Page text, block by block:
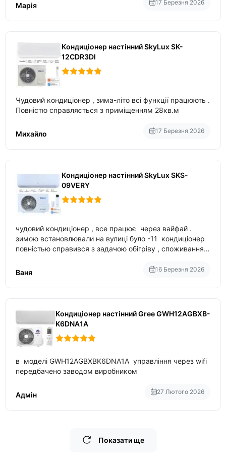
Марія
17 Березня 2026
Кондиціонер настінний SkyLux SK-
12CDR3DI
Чудовий кондиціонер , зима-літо всі функції працюють .
Повністю справляється з приміщенням 28кв.м
Михайло 17 Березня 2026
Кондиціонер настінний SkyLux SKS-
09VERY
чудовий кондиціонер , все працює через вайфай .
зимою встановлювали на вулиці було -11 кондиціонер
повністью справився з задачою обігріву , споживання
температури
Ваня 16 Березня 2026
Кондиціонер настінний Gree GWH12AGBXB-
K6DNA1A
в моделі GWH12AGBXBK6DNA1A управління через wifi
передбачено заводом виробником
Адмін 27 Лютого 2026
Показати ще